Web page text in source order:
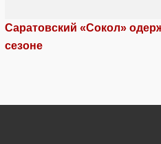
Саратовский «Сокол»
сезоне